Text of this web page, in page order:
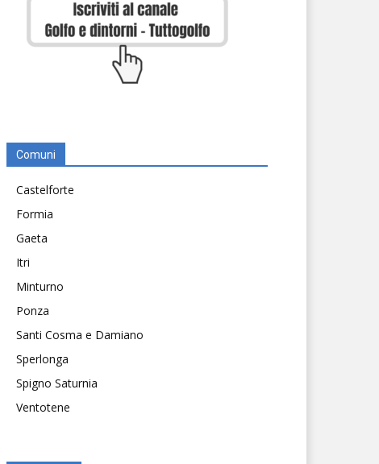
Comuni
Castelforte
Formia
Gaeta
Itri
Minturno
Ponza
Santi Cosma e Damiano
Sperlonga
Spigno Saturnia
Ventotene